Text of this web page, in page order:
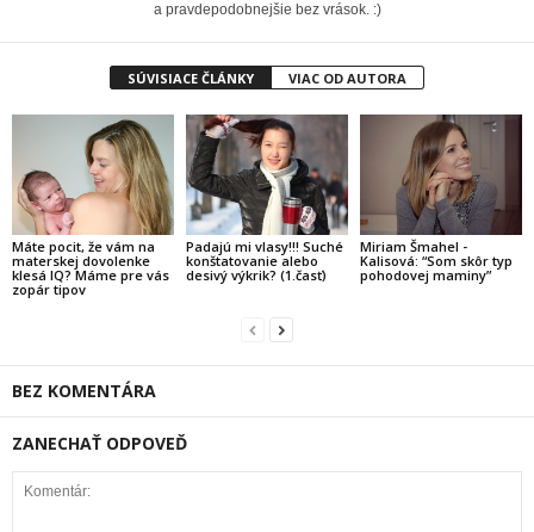
a pravdepodobnejšie bez vrások. :)
SÚVISIACE ČLÁNKY VIAC OD AUTORA
Máte pocit, že vám na
materskej dovolenke
klesá IQ? Máme pre vás
zopár tipov
Padajú mi vlasy!!! Suché
konštatovanie alebo
desivý výkrik? (1.časť)
Miriam Šmahel -
Kalisová: “Som skôr typ
pohodovej maminy”
BEZ KOMENTÁRA
ZANECHAŤ ODPOVEĎ